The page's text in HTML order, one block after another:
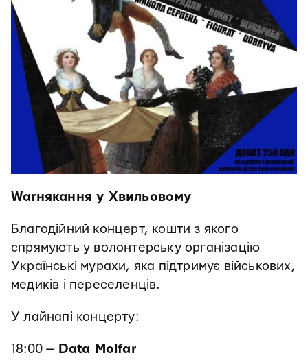
Warнякання у Хвильовому
Благодійний концерт, кошти з якого
спрямують у волонтерську організацію
Українські мурахи, яка підтримує військових,
медиків і переселенців.
У лайнапі концерту:
18:00 — Data Molfar